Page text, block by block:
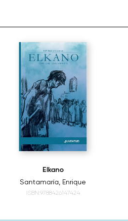
Elkano
Santamaría, Enrique
ISBN:9788426147424